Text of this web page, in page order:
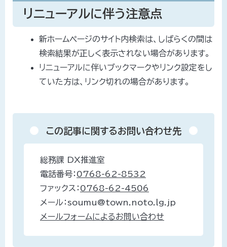
リニューアルに伴う注意点
新ホームページのサイト内検索は、しばらくの間は
検索結果が正しく表示されない場合があります。
リニューアルに伴いブックマークやリンク設定をし
ていた方は、リンク切れの場合があります。
この記事に関するお問い合わせ先
総務課 DX推進室
電話番号： 0768-62-8532
ファックス： 0768-62-4506
メール：soumu@town.noto.lg.jp
メールフォームによるお問い合わせ